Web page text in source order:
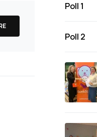
Poll 1
Poll 2